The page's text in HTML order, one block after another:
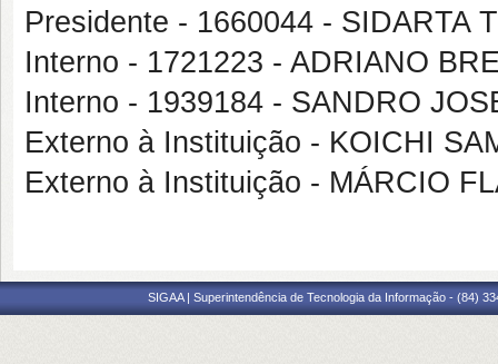
Presidente - 1660044 - SIDARTA
Interno - 1721223 - ADRIANO
Interno - 1939184 - SANDRO
Externo à Instituição - KOICHI
Externo à Instituição - MÁRCIO
SIGAA | Superintendência de Tecnologia da Informação - (84)